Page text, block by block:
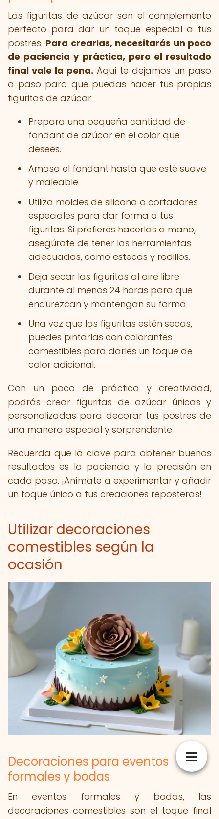
Las figuritas de azúcar son el complemento
perfecto para dar un toque especial a tus
postres. Para crearlas, necesitarás un poco
de paciencia y práctica, pero el resultado
final vale la pena. Aquí te dejamos un paso
a paso para que puedas hacer tus propias
figuritas de azúcar:
Prepara una pequeña cantidad de
fondant de azúcar en el color que
desees.
Amasa el fondant hasta que esté suave
y maleable.
Utiliza moldes de silicona o cortadores
especiales para dar forma a tus
figuritas. Si prefieres hacerlas a mano,
asegúrate de tener las herramientas
adecuadas, como estecas y rodillos.
Deja secar las figuritas al aire libre
durante al menos 24 horas para que
endurezcan y mantengan su forma.
Una vez que las figuritas estén secas,
puedes pintarlas con colorantes
comestibles para darles un toque de
color adicional.
Con un poco de práctica y creatividad,
podrás crear figuritas de azúcar únicas y
personalizadas para decorar tus postres de
una manera especial y sorprendente.
Recuerda que la clave para obtener buenos
resultados es la paciencia y la precisión en
cada paso. ¡Anímate a experimentar y añadir
un toque único a tus creaciones reposteras!
Utilizar decoraciones
comestibles según la
ocasión
Decoraciones para eventos
formales y bodas
En eventos formales y bodas, las
decoraciones comestibles son el toque final